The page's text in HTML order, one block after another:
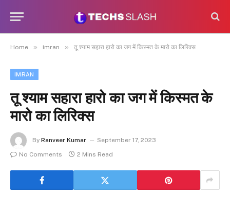
Home » imran » तू श्याम सहारा हारो का जग में किस्मत के मारो का लिरिक्स
IMRAN
तू श्याम सहारा हारो का जग में किस्मत के
मारो का लिरिक्स
By Ranveer Kumar
September 17, 2023
No Comments
2 Mins Read